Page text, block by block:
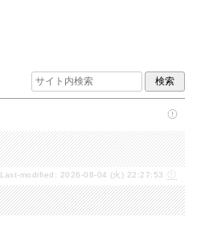
Last-modified: 2026-08-04 (火) 22:27:53